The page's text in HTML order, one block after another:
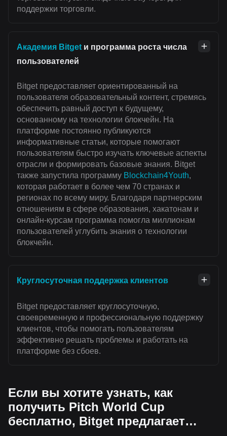
поддержки торговли.
Академия Bitget и программа роста числа
пользователей
Bitget предоставляет ориентированный на
пользователя образовательный контент, стремясь
обеспечить равный доступ к будущему,
основанному на технологии блокчейн. На
платформе постоянно публикуются
информативные статьи, которые помогают
пользователям быстро изучать ключевые аспекты
отрасли и формировать базовые знания. Bitget
также запустила программу Blockchain4Youth,
которая работает в более чем 70 странах и
регионах по всему миру. Благодаря партнерским
отношениям в сфере образования, хакатонам и
онлайн-курсам программа помогла миллионам
пользователей углубить знания о технологии
блокчейн.
Круглосуточная поддержка клиентов
Bitget предоставляет круглосуточную,
своевременную и профессиональную поддержку
клиентов, чтобы помогать пользователям
эффективно решать проблемы и работать на
платформе без сбоев.
Если вы хотите узнать, как
получить Pitch World Cup
бесплатно, Bitget предлагает…